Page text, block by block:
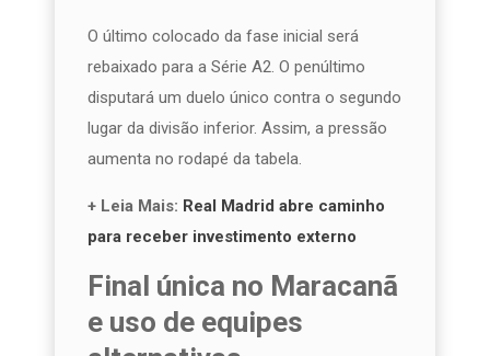
O último colocado da fase inicial será
rebaixado para a Série A2. O penúltimo
disputará um duelo único contra o segundo
lugar da divisão inferior. Assim, a pressão
aumenta no rodapé da tabela.
+ Leia Mais: Real Madrid abre caminho
para receber investimento externo
Final única no Maracanã
e uso de equipes